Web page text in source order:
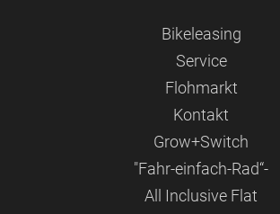
Bikeleasing
Service
Flohmarkt
Kontakt
Grow+Switch
"Fahr-einfach-Rad“-
All Inclusive Flat